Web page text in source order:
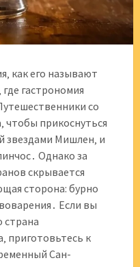
как его называют
гастрономия
со
чтобы прикоснуться
звездами Мишлен‚ и
Однако за
скрывается
сторона: бурно
Если вы
страна
приготовьтесь к
Сан-